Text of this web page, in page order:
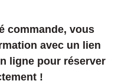
commande, vous
avec un lien
ligne pour réserver
!